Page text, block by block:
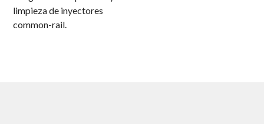
limpieza de inyectores
common-rail.